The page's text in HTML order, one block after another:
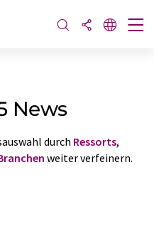
News
durch Ressorts,
weiter verfeinern.